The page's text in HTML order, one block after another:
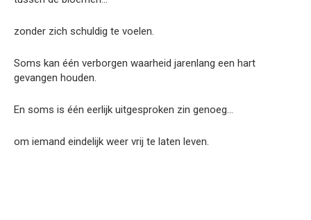
zonder zich schuldig te voelen.
Soms kan één verborgen waarheid jarenlang een hart
gevangen houden.
En soms is één eerlijk uitgesproken zin genoeg…
om iemand eindelijk weer vrij te laten leven.